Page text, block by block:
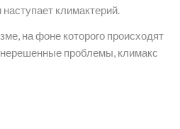
климактерий.
на фоне которого происходят
нерешенные проблемы, климакс